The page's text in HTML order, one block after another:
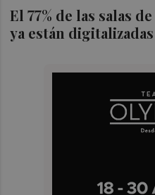
El 77% de las salas
ya están digitalizadas